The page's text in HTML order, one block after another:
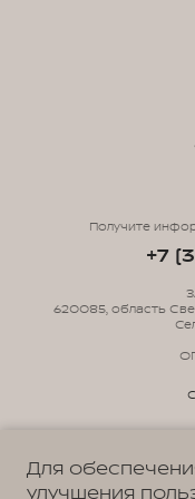
Получите
+7
620085, область
Для
улучшения